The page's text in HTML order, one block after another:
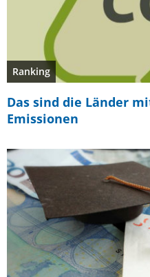
Ranking
Das sind die Länder
Emissionen